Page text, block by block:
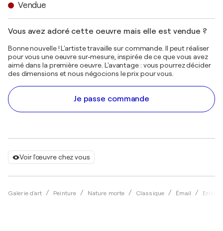
Voir l'œuvre chez vous
Galerie d'art Peinture Nature morte Classique Émail Erika
Vendue
Vous avez adoré cette oeuvre mais elle est vendue ?
Bonne nouvelle ! L'artiste travaille sur commande. Il peut réaliser
pour vous une oeuvre sur-mesure, inspirée de ce que vous avez
aimé dans la première oeuvre. L'avantage : vous pourrez décider
des dimensions et nous négocions le prix pour vous.
Je passe commande